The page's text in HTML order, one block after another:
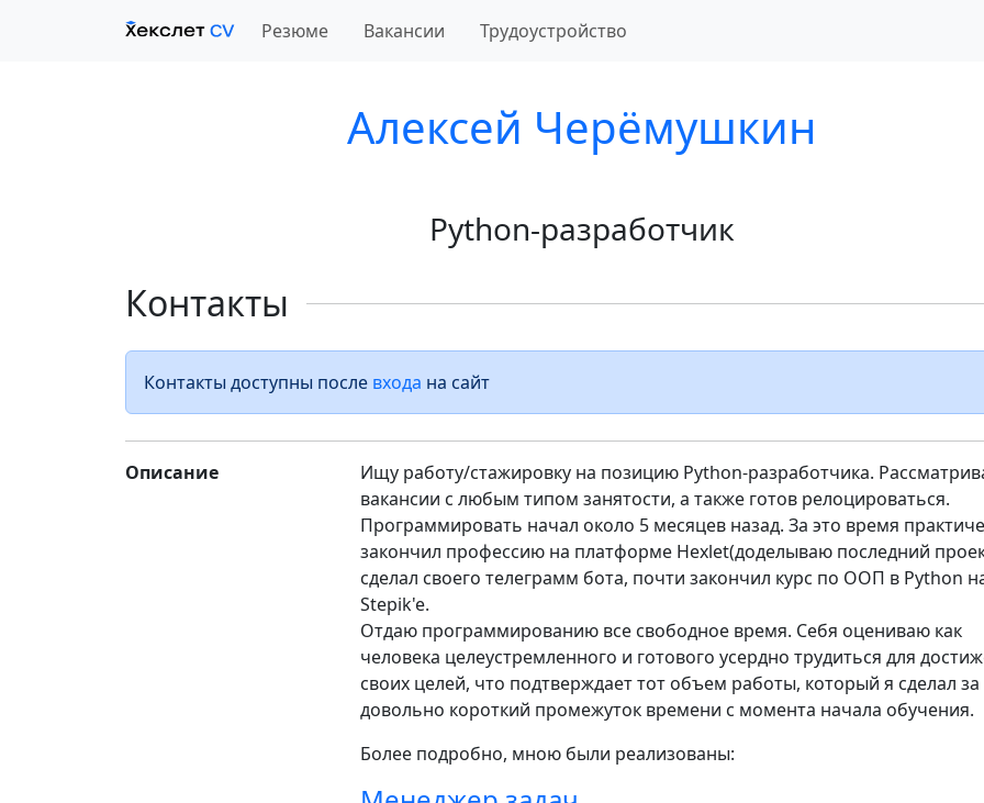
Резюме Вакансии Трудоустройство
Алексей Черёмушкин
Python-разработчик
Контакты
Контакты доступны после входа на сайт
Описание
Ищу работу/стажировку на позицию Python-разработчика.
вакансии с любым типом занятости, а также готов релоцироваться.
Программировать начал около 5 месяцев назад. За это время
закончил профессию на платформе Hexlet(доделываю последний
сделал своего телеграмм бота, почти закончил курс по ООП в Python
Stepik'e.
Отдаю программированию все свободное время. Себя оцениваю как
человека целеустремленного и готового усердно трудиться для
своих целей, что подтверждает тот объем работы, который я сделал за
довольно короткий промежуток времени с момента начала обучения.
Более подробно, мною были реализованы: